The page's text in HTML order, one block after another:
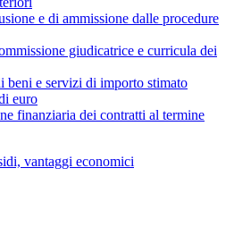
e di ammissione dalle procedure
giudicatrice e curricula dei
beni e servizi di importo stimato
euro
finanziaria dei contratti al termine
vantaggi economici